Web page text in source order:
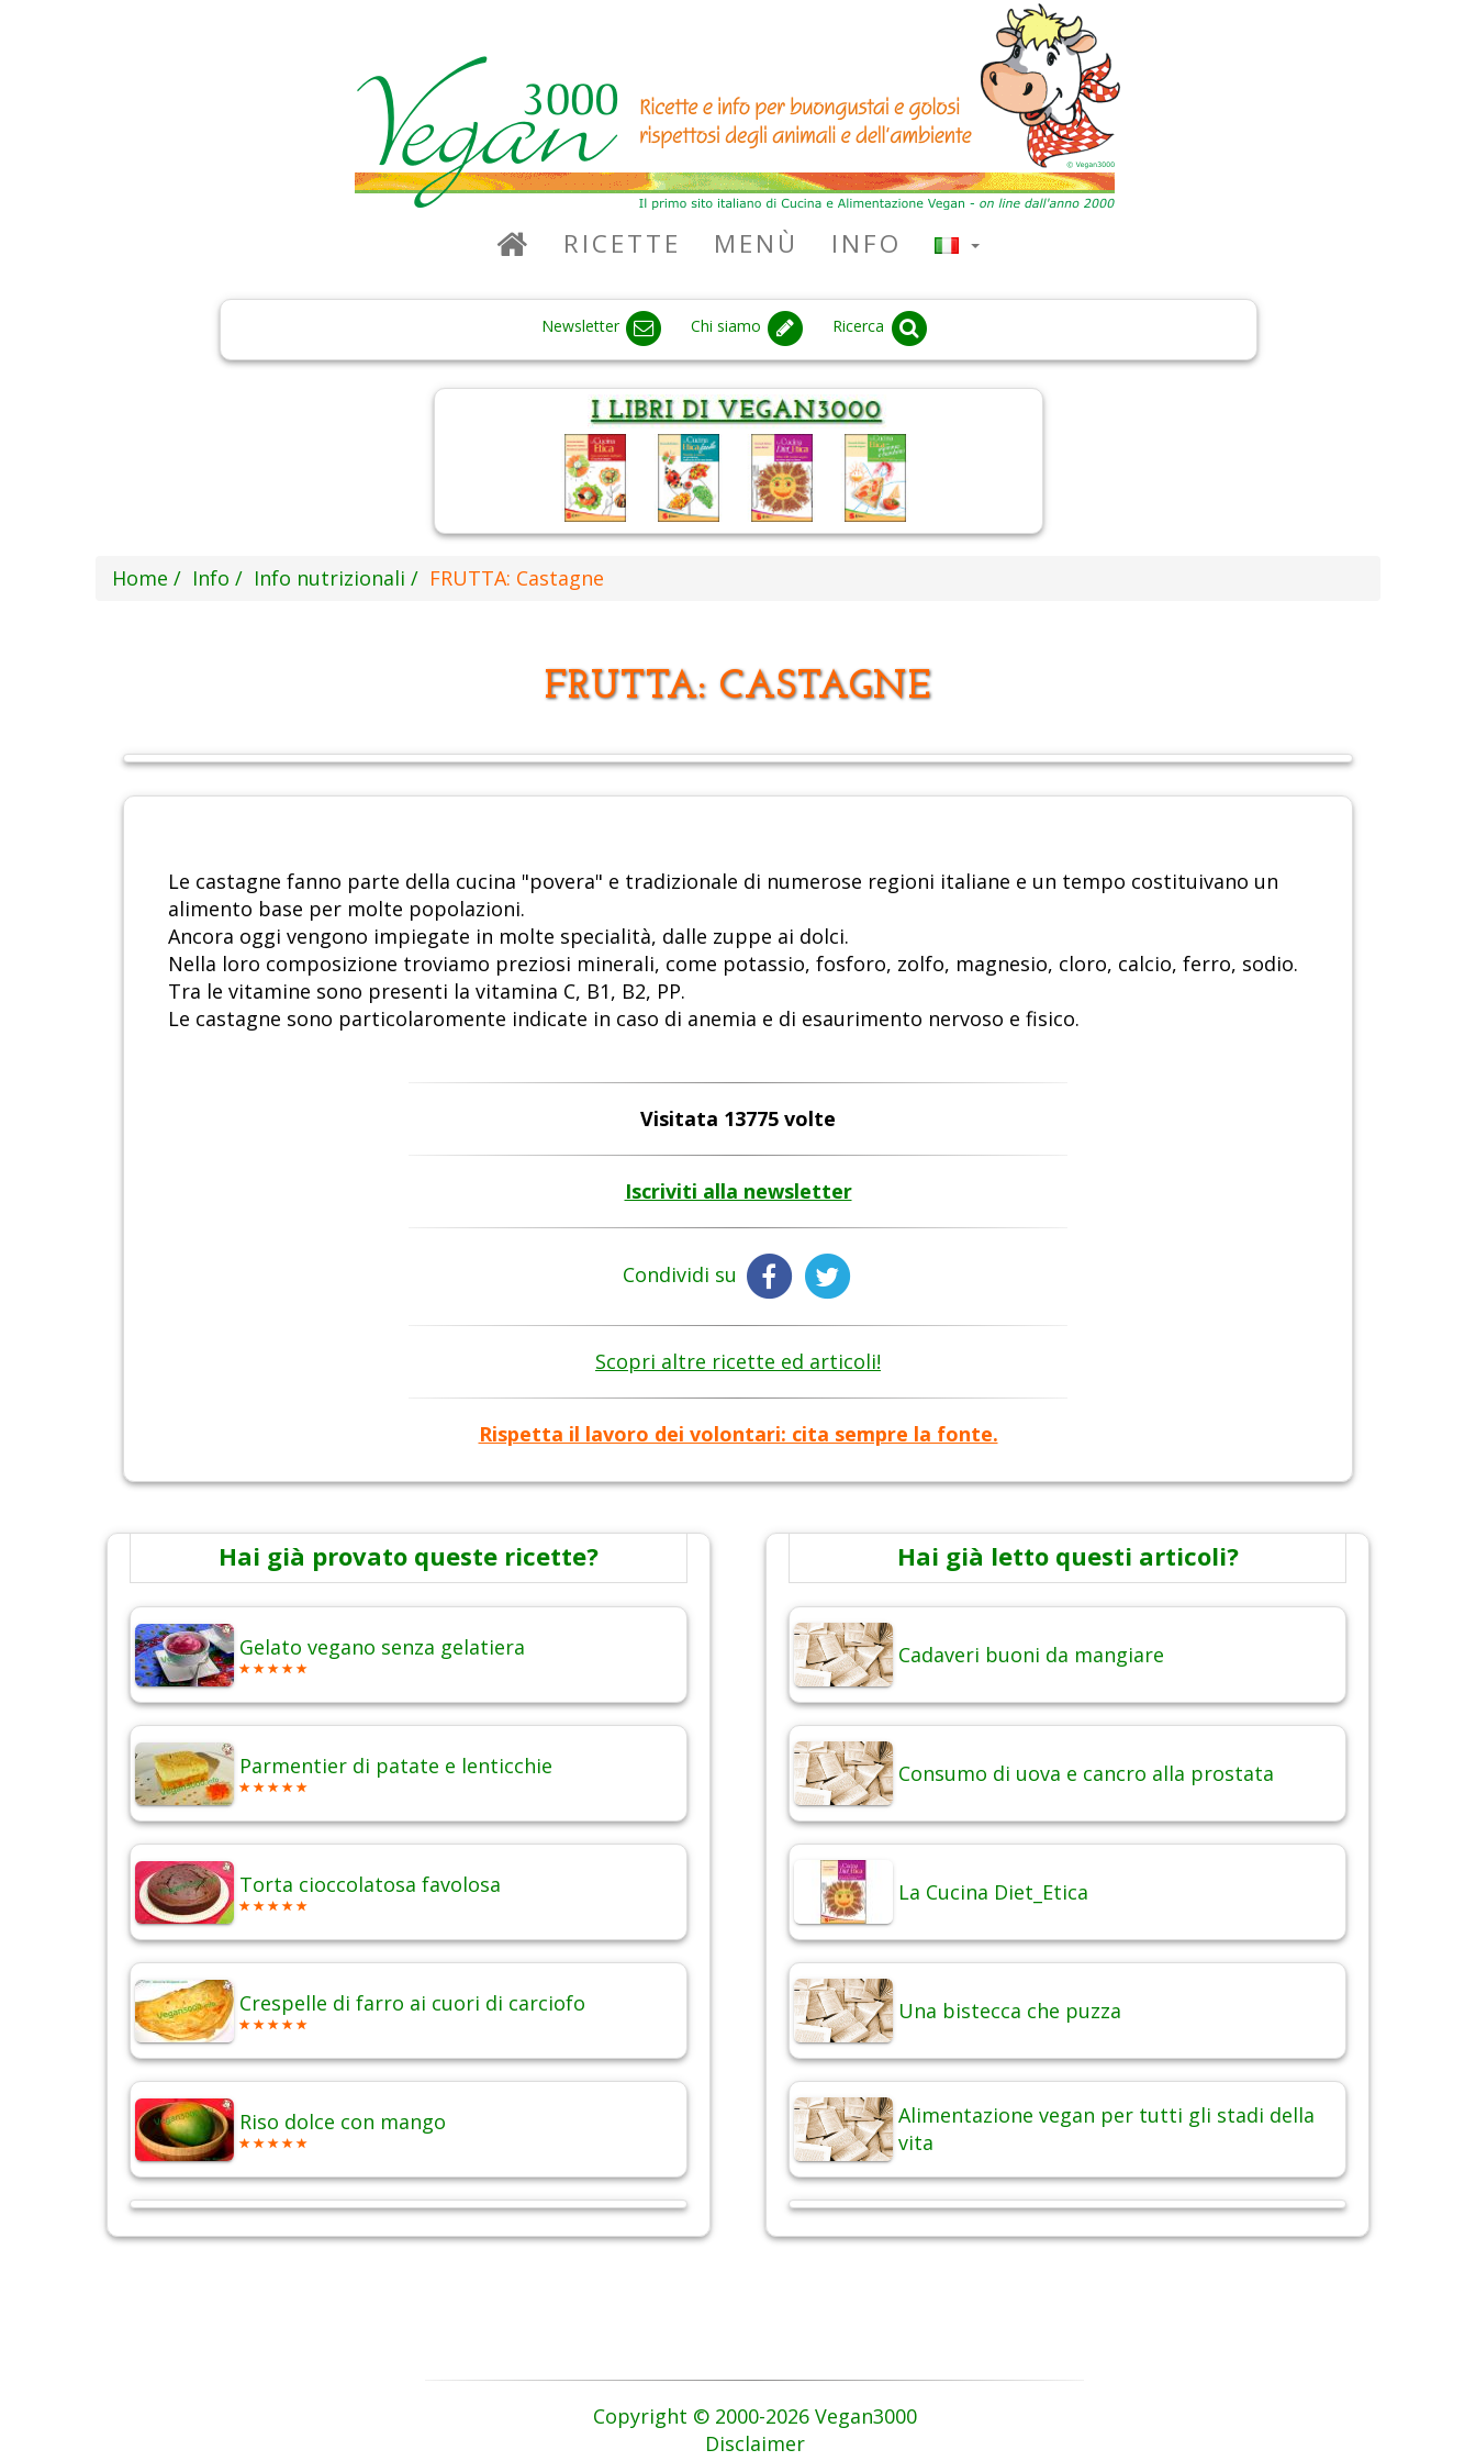
RICETTE MENÙ INFO
Newsletter Chi siamo Ricerca
Home Info Info nutrizionali FRUTTA: Castagne
FRUTTA: CASTAGNE
Le castagne fanno parte della cucina "povera" e tradizionale di numerose regioni italiane e un tempo costituivano un
alimento base per molte popolazioni.
Ancora oggi vengono impiegate in molte specialità, dalle zuppe ai dolci.
Nella loro composizione troviamo preziosi minerali, come potassio, fosforo, zolfo, magnesio, cloro, calcio, ferro, sodio.
Tra le vitamine sono presenti la vitamina C, B1, B2, PP.
Le castagne sono particolaromente indicate in caso di anemia e di esaurimento nervoso e fisico.
Visitata 13775 volte
Iscriviti alla newsletter
Condividi su
Scopri altre ricette ed articoli!
Rispetta il lavoro dei volontari: cita sempre la fonte.
Hai già provato queste ricette?
Gelato vegano senza gelatiera
Parmentier di patate e lenticchie
Torta cioccolatosa favolosa
Crespelle di farro ai cuori di carciofo
Riso dolce con mango
Hai già letto questi articoli?
Cadaveri buoni da mangiare
Consumo di uova e cancro alla prostata
La Cucina Diet_Etica
Una bistecca che puzza
Alimentazione vegan per tutti gli stadi della
vita
Copyright © 2000-2026 Vegan3000
Disclaimer